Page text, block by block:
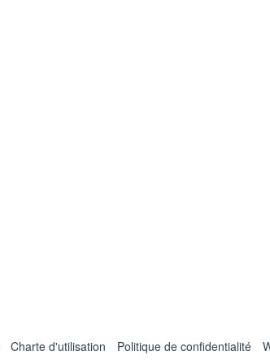
Charte d'utilisation Politique de confidentialité